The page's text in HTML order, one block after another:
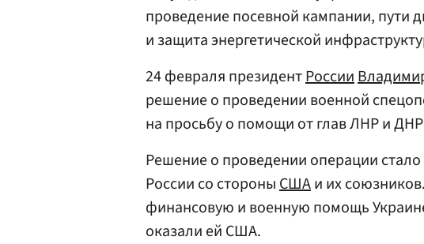
проведение посевной кампании, пути
и защита энергетической
24 февраля президентРоссии
решение о проведении военной
на просьбу о помощи от глав ЛНР и
Решение о проведении операции
России со стороныСШАи их
финансовую и военную помощь
оказали ей США.